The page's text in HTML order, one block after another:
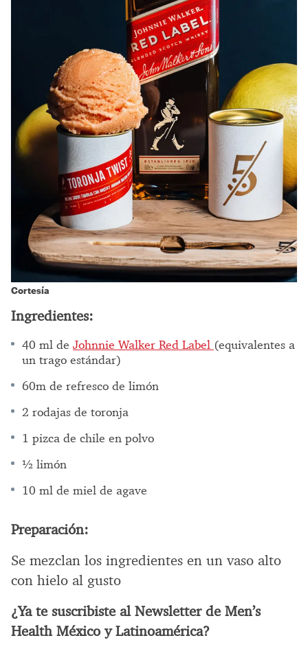
Cortesía
Ingredientes:
40 ml de Johnnie Walker Red Label (equivalentes a
un trago estándar)
60m de refresco de limón
2 rodajas de toronja
1 pizca de chile en polvo
½ limón
10 ml de miel de agave
Preparación:
Se mezclan los ingredientes en un vaso alto
con hielo al gusto
¿Ya te suscribiste al Newsletter de Men’s
Health México y Latinoamérica?